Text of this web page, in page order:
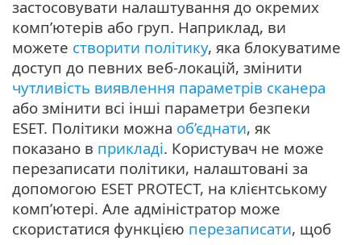
застосовувати налаштування до окремих
комп’ютерів або груп. Наприклад, ви
можете створити політику, яка блокуватиме
доступ до певних веб-локацій, змінити
чутливість виявлення параметрів сканера
або змінити всі інші параметри безпеки
ESET. Політики можна об’єднати, як
показано в прикладі. Користувач не може
перезаписати політики, налаштовані за
допомогою ESET PROTECT, на клієнтському
комп’ютері. Але адміністратор може
скористатися функцією перезаписати, щоб